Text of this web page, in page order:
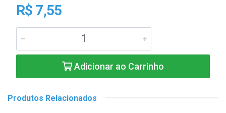
R$ 7,55
Adicionar ao Carrinho
Produtos Relacionados